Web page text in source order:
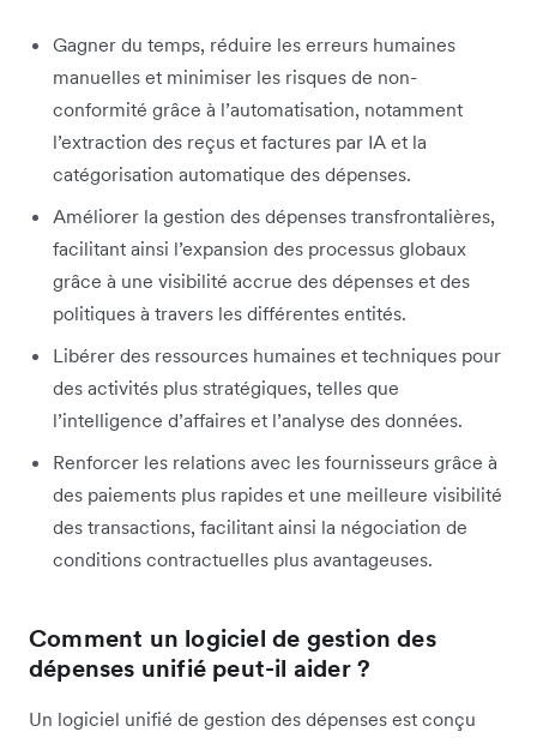
Gagner du temps, réduire les erreurs humaines
manuelles et minimiser les risques de non-
conformité grâce à l’automatisation, notamment
l’extraction des reçus et factures par IA et la
catégorisation automatique des dépenses.
Améliorer la gestion des dépenses transfrontalières,
facilitant ainsi l’expansion des processus globaux
grâce à une visibilité accrue des dépenses et des
politiques à travers les différentes entités.
Libérer des ressources humaines et techniques pour
des activités plus stratégiques, telles que
l’intelligence d’affaires et l’analyse des données.
Renforcer les relations avec les fournisseurs grâce à
des paiements plus rapides et une meilleure visibilité
des transactions, facilitant ainsi la négociation de
conditions contractuelles plus avantageuses.
Comment un logiciel de gestion des
dépenses unifié peut-il aider ?
Un logiciel unifié de gestion des dépenses est conçu